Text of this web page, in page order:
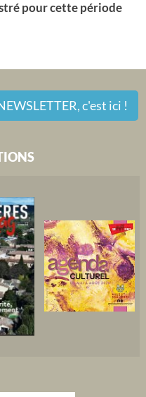
pour cette période
c'est ici !